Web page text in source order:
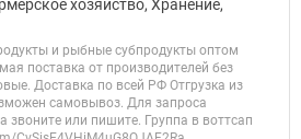
хозяйство, Хранение,
и рыбные субпродукты оптом
поставка от производителей без
Доставка по всей РФ Отгрузка из
самовывоз. Для запроса
звоните или пишите. Группа в воттсап